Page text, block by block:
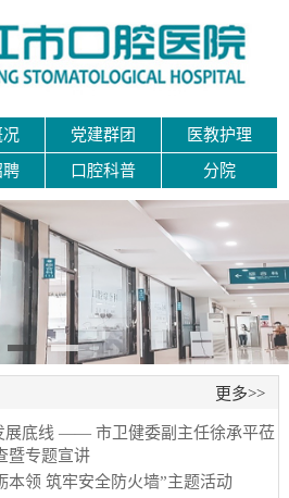
况 党建群团 医教护理
聘 口腔科普 分院
更多>>
展底线 —— 市卫健委副主任徐承平莅
暨专题宣讲
本领 筑牢安全防火墙”主题活动